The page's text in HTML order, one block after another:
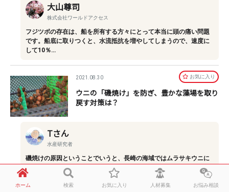
大山尊司
株式会社ワールドアクセス
フジツボの存在は、船を所有する方々にとって本当に頭の痛い問題
です。船底に取りつくと、水流抵抗を増やしてしまうので、速度に
して10％…
2021.08.30 お気に⼊り
ウニの「磯焼け」を防ぎ、豊かな藻場を取り
戻す対策は？
Tさん
水産研究者
磯焼けの原因ということでいうと、長崎の海域ではムラサキウニに
よる食害だけではありません。そのほかに、ノトイスズミやアイゴ
などの暖…
ホーム 検索 お気に入り 人材募集 お悩み相談